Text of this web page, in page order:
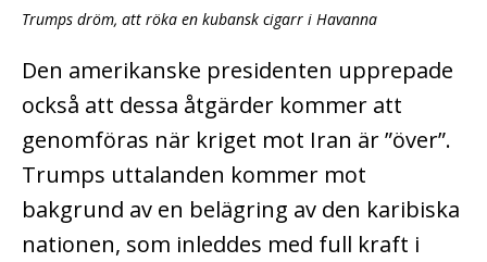
Trumps dröm, att röka en kubansk cigarr i Havanna
Den amerikanske presidenten upprepade
också att dessa åtgärder kommer att
genomföras när kriget mot Iran är ”över”.
Trumps uttalanden kommer mot
bakgrund av en belägring av den karibiska
nationen, som inleddes med full kraft i